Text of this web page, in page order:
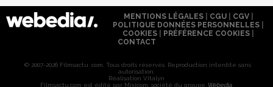
MENTIONS LÉGALES| CGU| CGV|
POLITIQUE DONNÉES PERSONNELLES
COOKIES
PRÉFÉRENCE COOKIES
CONTACT
© 2007-2026 Filmsactu .com. Tous droits réservés. Reproduction interdite sans
autorisation.
Réalisation Vitalyn
Filmsactu .com est édité par Mixicom, société du groupe Webedia.